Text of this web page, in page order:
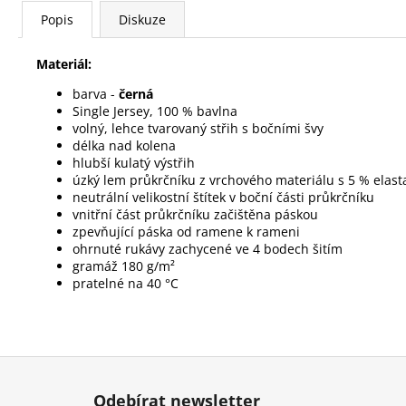
Popis Diskuze
Materiál:
barva - černá
Single Jersey, 100 % bavlna
volný, lehce tvarovaný střih s bočními švy
délka nad kolena
hlubší kulatý výstřih
úzký lem průkrčníku z vrchového materiálu s 5 %
neutrální velikostní štítek v boční části průkrčníku
vnitřní část průkrčníku začištěna páskou
zpevňující páska od ramene k rameni
ohrnuté rukávy zachycené ve 4 bodech šitím
gramáž 180 g/m²
pratelné na 40 °C
Z
Odebírat newsletter